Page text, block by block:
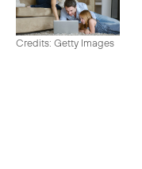
Credits: Getty Images